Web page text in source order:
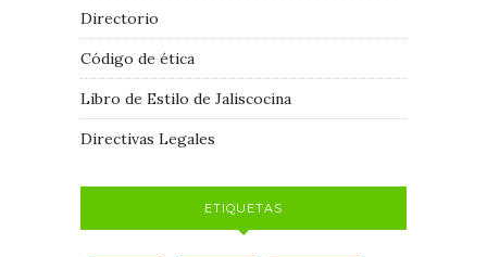
Directorio
Código de ética
Libro de Estilo de Jaliscocina
Directivas Legales
ETIQUETAS